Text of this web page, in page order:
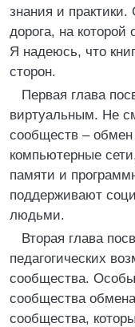
знания и
дорога, на
Я надеюсь, что
сторон.
Первая глава
виртуальным. Не
сообществ –
компьютерные
памяти и
поддерживают
людьми.
Вторая глава
педагогических
сообщества.
сообщества
сообщества,